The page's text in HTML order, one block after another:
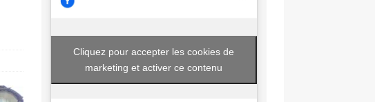
Cliquez pour accepter les cookies de
marketing et activer ce contenu